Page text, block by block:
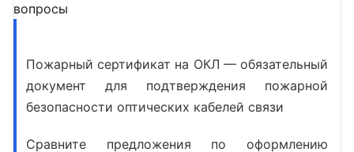
вопросы
Пожарный сертификат на ОКЛ — обязательный
документ для подтверждения пожарной
безопасности оптических кабелей связи
Сравните предложения по оформлению